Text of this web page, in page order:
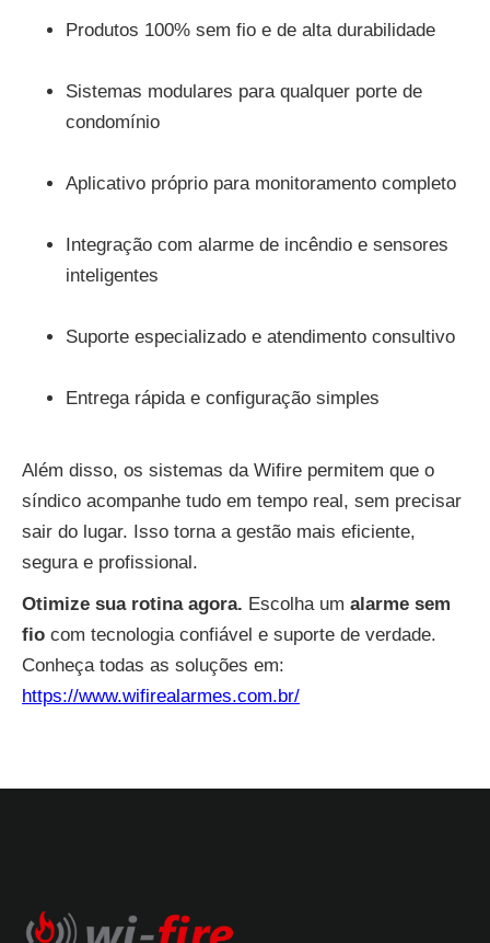
Produtos 100% sem fio e de alta durabilidade
Sistemas modulares para qualquer porte de
condomínio
Aplicativo próprio para monitoramento completo
Integração com alarme de incêndio e sensores
inteligentes
Suporte especializado e atendimento consultivo
Entrega rápida e configuração simples
Além disso, os sistemas da Wifire permitem que o
síndico acompanhe tudo em tempo real, sem precisar
sair do lugar. Isso torna a gestão mais eficiente,
segura e profissional.
Otimize sua rotina agora. Escolha um alarme sem
fio com tecnologia confiável e suporte de verdade.
Conheça todas as soluções em:
https://www.wifirealarmes.com.br/